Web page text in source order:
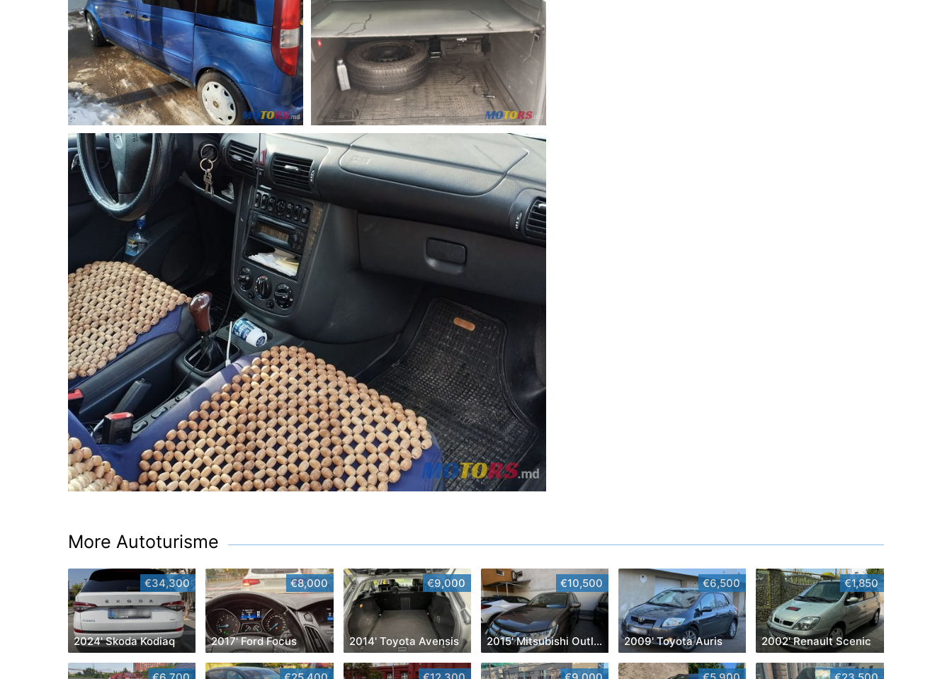
More Autoturisme
€34,300
2024' Skoda Kodiaq
€8,000
2017' Ford Focus
€9,000
2014' Toyota Avensis
€10,500
2015' Mitsubishi Outlander
€6,500
2009' Toyota Auris
€1,850
2002' Renault Scenic